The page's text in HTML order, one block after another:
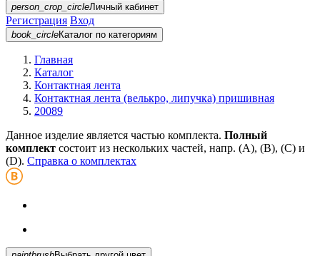
person_crop_circleЛичный кабинет
Регистрация Вход
book_circleКаталог по категориям
Главная
Каталог
Контактная лента
Контактная лента (велькро, липучка) пришивная
20089
Данное изделие является частью комплекта. Полный
комплект состоит из нескольких частей, напр. (А), (B), (С) и
(D). Справка о комплектах